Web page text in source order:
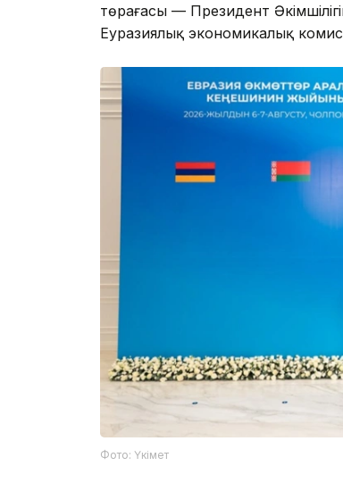
төрағасы — Президент
Еуразиялық экономикалық
Фото: Үкімет